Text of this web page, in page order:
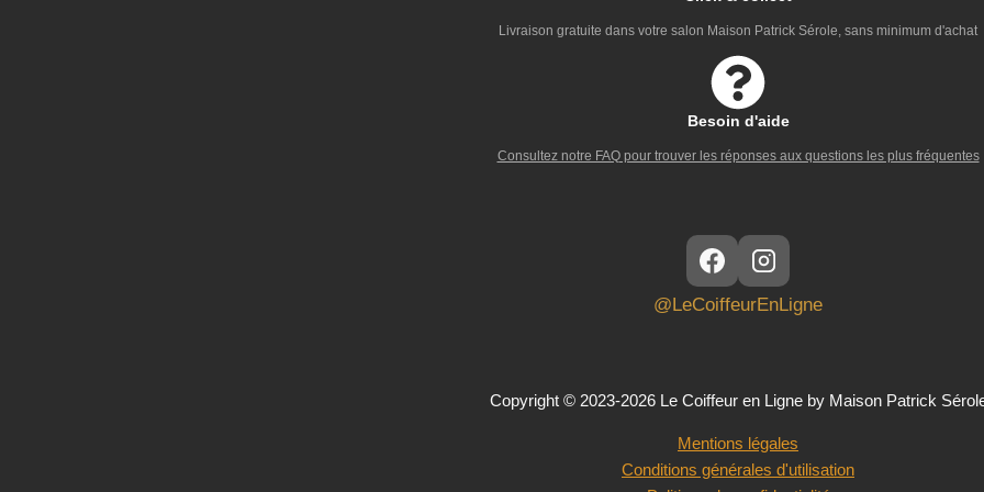
Livraison gratuite dans votre salon Maison Patrick Sérole, sans minimum d'achat
Besoin d'aide
Consultez notre FAQ pour trouver les réponses aux questions les plus fréquentes
@LeCoiffeurEnLigne
Copyright © 2023-2026 Le Coiffeur en Ligne by Maison Patrick
Mentions légales
Conditions générales d'utilisation